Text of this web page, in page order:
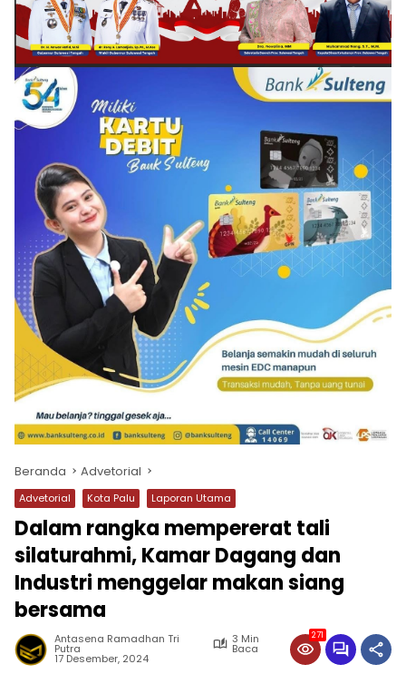
Beranda Advetorial
Advetorial Kota Palu Laporan Utama
Dalam rangka mempererat tali
silaturahmi, Kamar Dagang dan
Industri menggelar makan siang
bersama
Antasena Ramadhan Tri
Putra
3 Min
Baca
17 Desember, 2024
271